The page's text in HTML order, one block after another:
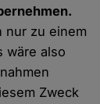
nur zu einem
wäre also
Zweck